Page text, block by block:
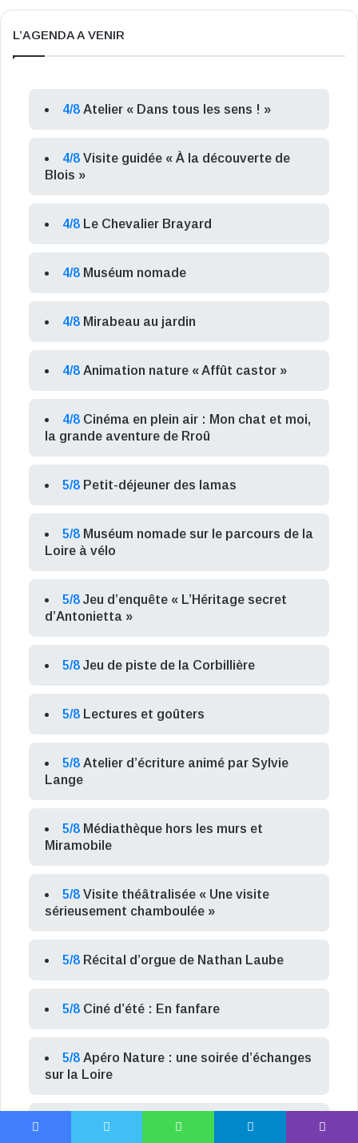
L’AGENDA A VENIR
4/8 Atelier « Dans tous les sens ! »
4/8 Visite guidée « À la découverte de
Blois »
4/8 Le Chevalier Brayard
4/8 Muséum nomade
4/8 Mirabeau au jardin
4/8 Animation nature « Affût castor »
4/8 Cinéma en plein air : Mon chat et moi,
la grande aventure de Rroû
5/8 Petit-déjeuner des lamas
5/8 Muséum nomade sur le parcours de la
Loire à vélo
5/8 Jeu d’enquête « L’Héritage secret
d’Antonietta »
5/8 Jeu de piste de la Corbillière
5/8 Lectures et goûters
5/8 Atelier d’écriture animé par Sylvie
Lange
5/8 Médiathèque hors les murs et
Miramobile
5/8 Visite théâtralisée « Une visite
sérieusement chamboulée »
5/8 Récital d’orgue de Nathan Laube
5/8 Ciné d’été : En fanfare
5/8 Apéro Nature : une soirée d’échanges
sur la Loire
Les Mercredis à la baignade : The